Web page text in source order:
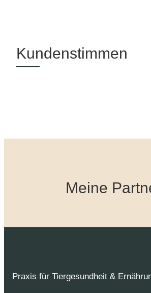
Kundenstimmen
Meine
Praxis für Tiergesundheit &